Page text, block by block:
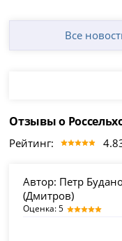
Все
Отзывы о
Рейтинг:
Автор: Петр
(Дмитров)
Оценка: 5